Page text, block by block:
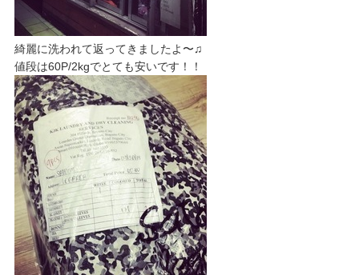
綺麗に洗われて返ってきましたよ〜♫
値段は60P/2kgでとても安いです！！